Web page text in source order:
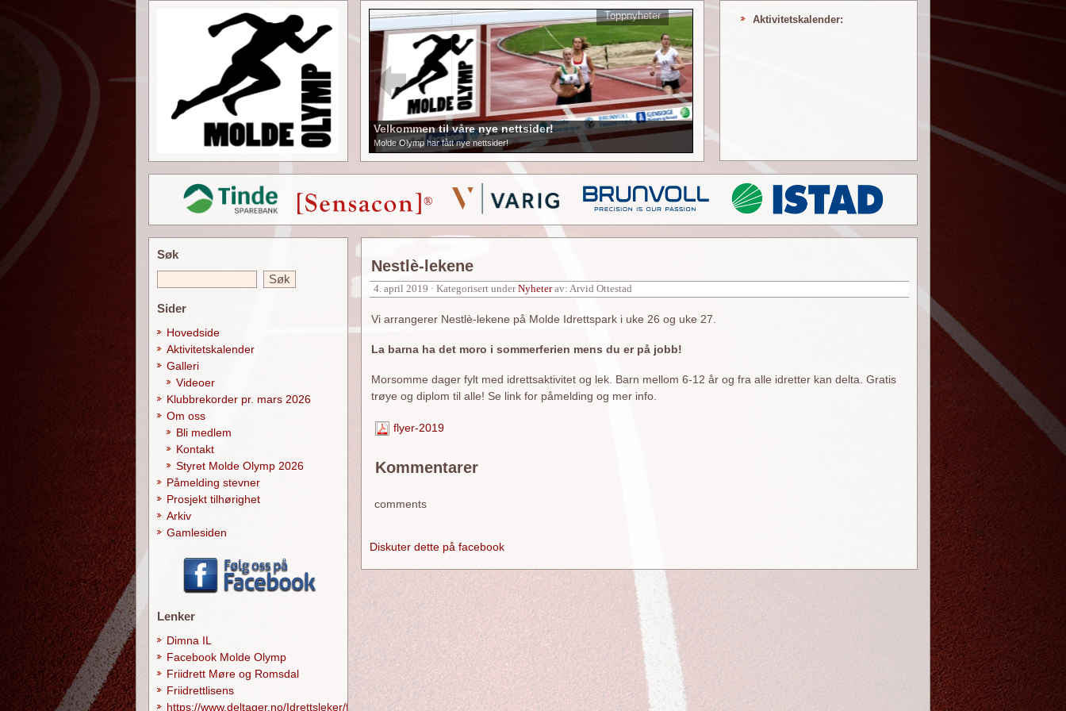
Aktivitetskalender:
Velkommen til våre nye nettsider!
Molde Olymp har fått nye nettsider!
Toppnyheter
Nestlè-lekene
4. april 2019 · Kategorisert underNyheterav: Arvid Ottestad
Vi arrangerer Nestlè-lekene på Molde Idrettspark i uke 26 og uke 27.
La barna ha det moro i sommerferien mens du er på jobb!
Morsomme dager fylt med idrettsaktivitet og lek. Barn mellom 6-12 år og fra alle idretter kan delta. Gratis
trøye og diplom til alle! Se link for påmelding og mer info.
flyer-2019
Kommentarer
comments
Diskuter dette på facebook
Søk
Sider
Hovedside
Aktivitetskalender
Galleri
Videoer
Klubbrekorder pr. mars 2026
Om oss
Bli medlem
Kontakt
Styret Molde Olymp 2026
Påmelding stevner
Prosjekt tilhørighet
Arkiv
Gamlesiden
Lenker
Dimna IL
Facebook Molde Olymp
Friidrett Møre og Romsdal
Friidrettlisens
https://www.deltager.no/Idrettsleker/forside